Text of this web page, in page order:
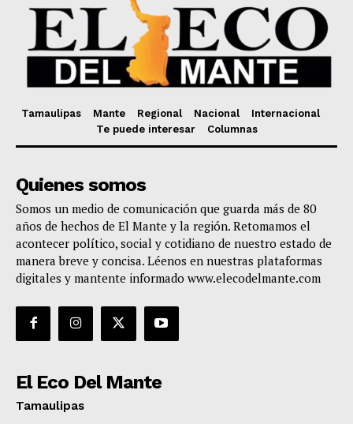
Tamaulipas Mante Regional Nacional
Internacional
Te puede interesar
Columnas
Quienes somos
Somos un medio de comunicación que guarda más de 80
años de hechos de El Mante y la región. Retomamos el
acontecer político, social y cotidiano de nuestro estado de
manera breve y concisa. Léenos en nuestras plataformas
digitales y mantente informado www.elecodelmante.com
El Eco Del Mante
Tamaulipas